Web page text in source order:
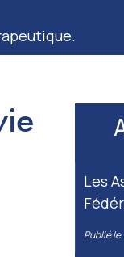
Les
Publié le